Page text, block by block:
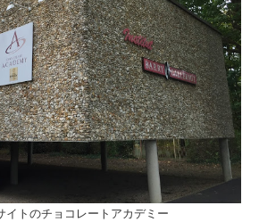
イトのチョコレートアカデミー